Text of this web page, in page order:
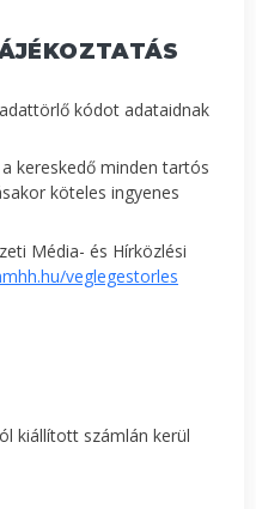
kódot adataidnak
kereskedő minden tartós
köteles ingyenes
Média- és Hírközlési
veglegestorles
kiállított számlán kerül